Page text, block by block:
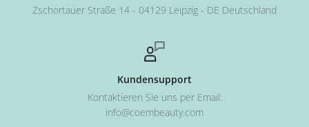
Zschortauer Straße 14 - 04129 Leipzig - DE Deutschland
Kundensupport
Kontaktieren Sie uns per Email:
info@coembeauty.com